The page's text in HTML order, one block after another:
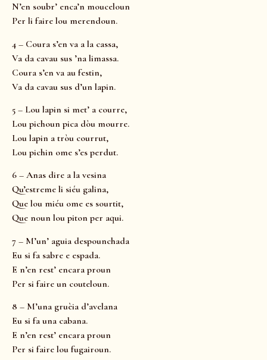
N’en soubr’ enca’n mouceloun
Per li faire lou merendoun.
4 – Coura s’en va a la cassa,
Va da cavau sus ’na limassa.
Coura s’en va au festin,
Va da cavau sus d’un lapin.
5 – Lou lapin si met’ a courre,
Lou pichoun pica dòu mourre.
Lou lapin a tròu courrut,
Lou pichin ome s’es perdut.
6 – Anas dire a la vesina
Qu’estreme li siéu galina,
Que lou miéu ome es sourtit,
Que noun lou piton per aqui.
7 – M’un’ aguia despounchada
Eu si fa sabre e espada.
E n’en rest’ encara proun
Per si faire un couteloun.
8 – M’una gruèia d’avelana
Eu si fa una cabana.
E n’en rest’ encara proun
Per si faire lou fugairoun.